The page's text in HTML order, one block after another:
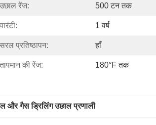
उछाल रेंज: 500 टन तक
वारंटी: 1 वर्ष
सरल प्रतिष्ठापन: हाँ
तापमान की रेंज: 180°F तक
और गैस ड्रिलिंग उछाल प्रणाली